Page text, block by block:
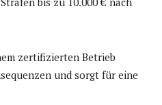
zertifizierten Betrieb
und sorgt für eine